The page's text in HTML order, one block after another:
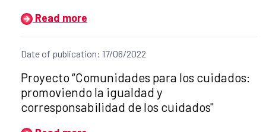
Read more
Date of publication: 17/06/2022
Title of the announcement:
Proyecto “Comunidades para los cuidados:
promoviendo la igualdad y
corresponsabilidad de los cuidados"